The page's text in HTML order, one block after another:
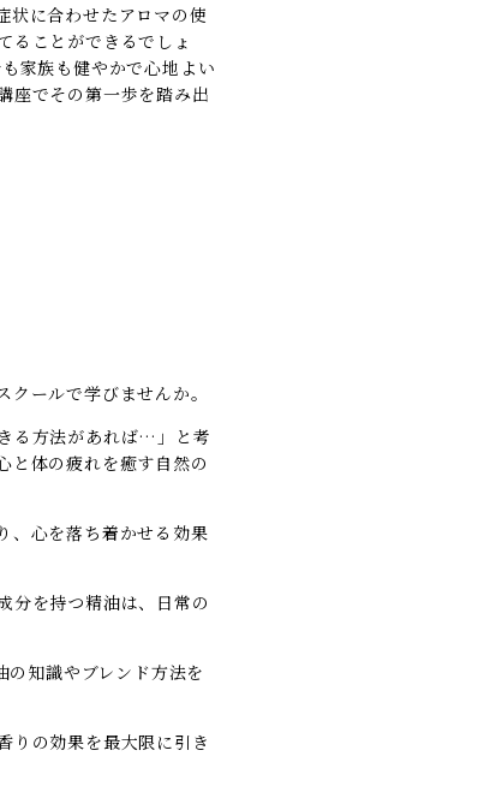
状に合わせたアロマの使
ることができるでしょ
家族も健やかで心地よい
座でその第一歩を踏み出
ールで学びませんか。
る方法があれば…」と考
と体の疲れを癒す自然の
、心を落ち着かせる効果
分を持つ精油は、日常の
知識やブレンド方法を
りの効果を最大限に引き